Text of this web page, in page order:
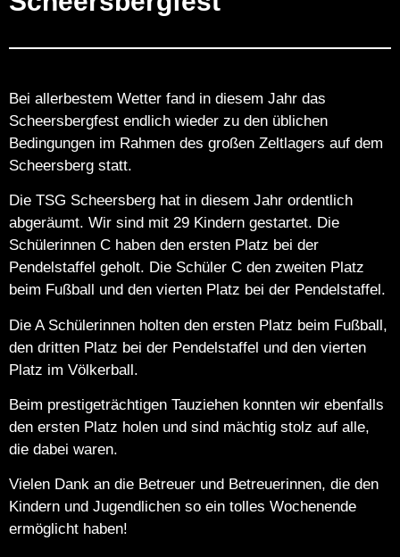
Bei allerbestem Wetter fand in diesem Jahr das
Scheersbergfest endlich wieder zu den üblichen
Bedingungen im Rahmen des großen Zeltlagers auf dem
Scheersberg statt.
Die TSG Scheersberg hat in diesem Jahr ordentlich
abgeräumt. Wir sind mit 29 Kindern gestartet. Die
Schülerinnen C haben den ersten Platz bei der
Pendelstaffel geholt. Die Schüler C den zweiten Platz
beim Fußball und den vierten Platz bei der Pendelstaffel.
Die A Schülerinnen holten den ersten Platz beim Fußball,
den dritten Platz bei der Pendelstaffel und den vierten
Platz im Völkerball.
Beim prestigeträchtigen Tauziehen konnten wir ebenfalls
den ersten Platz holen und sind mächtig stolz auf alle,
die dabei waren.
Vielen Dank an die Betreuer und Betreuerinnen, die den
Kindern und Jugendlichen so ein tolles Wochenende
ermöglicht haben!